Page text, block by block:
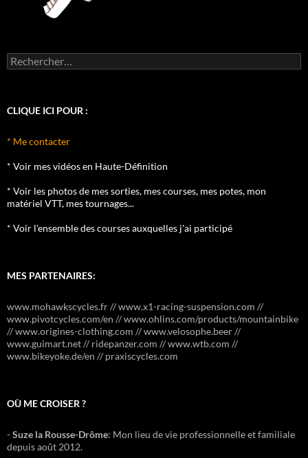
Rechercher :
CLIQUE ICI POUR :
* Me contacter
* Voir mes vidéos en Haute-Définition
* Voir les photos de mes sorties, mes courses, mes potes, mon
matériel VTT, mes tournages...
* Voir l'ensemble des courses auxquelles j'ai participé
MES PARTENAIRES:
www.mohawkscycles.fr // www.x1-racing-suspension.com //
www.pivotcycles.com/en // www.ohlins.com/products/mountainbike
// www.origines-clothing.com // www.velosophe.beer //
www.guimart.net // ridepanzer.com // www.wtb.com //
www.bikeyoke.de/en // praxiscycles.com
OÙ ME CROISER ?
-Suze la Rousse-Drôme: Mon lieu de vie professionnelle et familiale
depuis août 2012.